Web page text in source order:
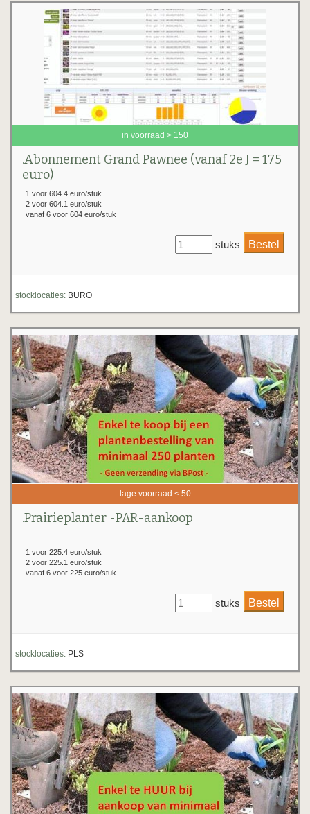
in voorraad > 150
.Abonnement Grand Pawnee (vanaf 2e J = 175
euro)
1 voor 604.4 euro/stuk
2 voor 604.1 euro/stuk
vanaf 6 voor 604 euro/stuk
stuks
stocklocaties: BURO
lage voorraad < 50
.Prairieplanter -PAR-aankoop
1 voor 225.4 euro/stuk
2 voor 225.1 euro/stuk
vanaf 6 voor 225 euro/stuk
stuks
stocklocaties: PLS